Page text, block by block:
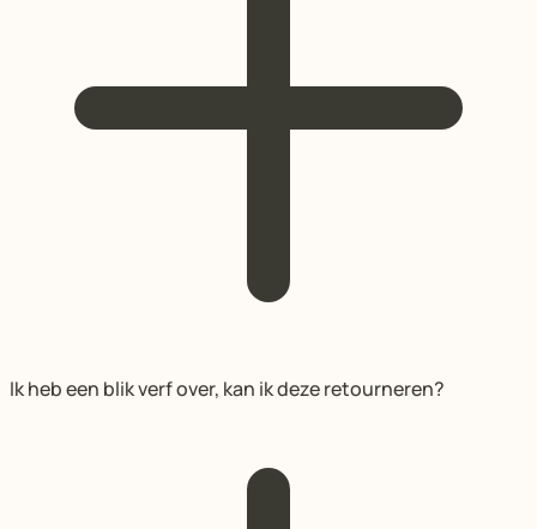
Ik heb een blik verf over, kan ik deze retourneren?